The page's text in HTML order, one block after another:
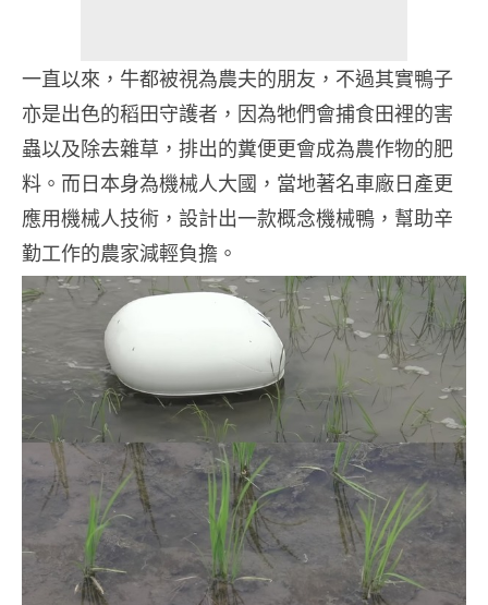
一直以來，牛都被視為農夫的朋友，不過其實鴨子
亦是出色的稻田守護者，因為牠們會捕食田裡的害
蟲以及除去雜草，排出的糞便更會成為農作物的肥
料。而日本身為機械人大國，當地著名車廠日產更
應用機械人技術，設計出一款概念機械鴨，幫助辛
勤工作的農家減輕負擔。